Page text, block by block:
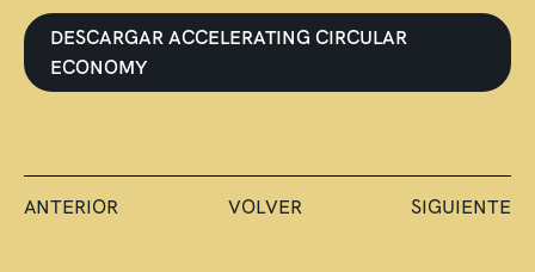
DESCARGAR ACCELERATING CIRCULAR
ECONOMY
ANTERIOR VOLVER SIGUIENTE